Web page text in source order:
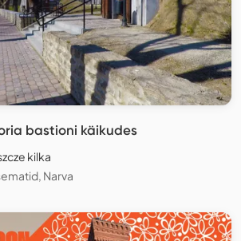
bastioni käikudes
kilka
Narva